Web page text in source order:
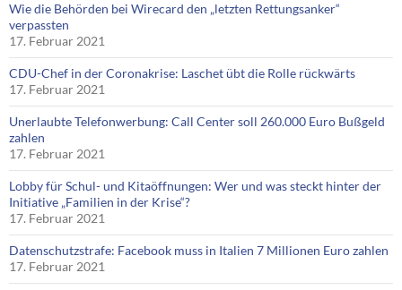
Wie die Behörden bei Wirecard den „letzten Rettungsanker“
verpassten
17. Februar 2021
CDU-Chef in der Coronakrise: Laschet übt die Rolle rückwärts
17. Februar 2021
Unerlaubte Telefonwerbung: Call Center soll 260.000 Euro Bußgeld
zahlen
17. Februar 2021
Lobby für Schul- und Kitaöffnungen: Wer und was steckt hinter der
Initiative „Familien in der Krise“?
17. Februar 2021
Datenschutzstrafe: Facebook muss in Italien 7 Millionen Euro zahlen
17. Februar 2021